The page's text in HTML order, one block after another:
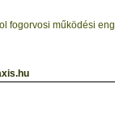
fogorvosi működési